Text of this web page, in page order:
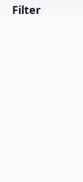
Filter